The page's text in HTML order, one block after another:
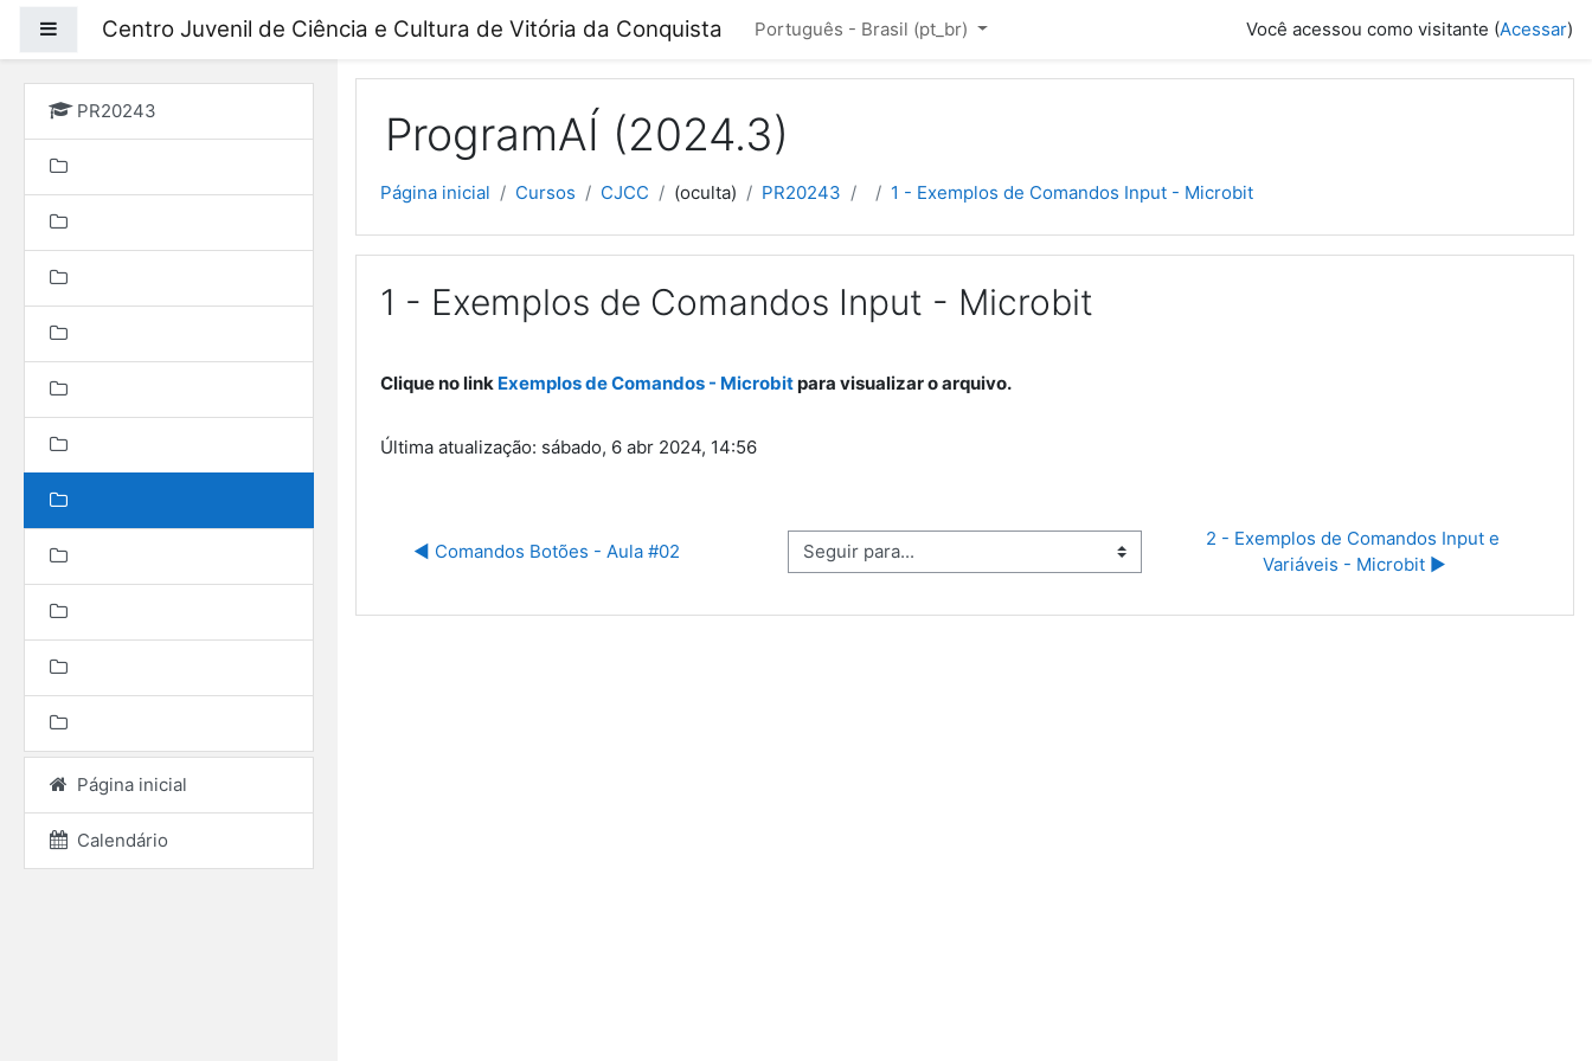
Painel lateral
Centro Juvenil de Ciência e Cultura de Vitória da Conquista Português - Brasil ‎(pt_br)‎ Você acessou como visitante (Acessar)
PR20243
Página inicial
Calendário
ProgramAÍ (2024.3)
Página inicial Cursos CJCC (oculta) PR20243 1 - Exemplos de Comandos Input - Microbit
1 - Exemplos de Comandos Input - Microbit
Clique no link Exemplos de Comandos - Microbitpara visualizar o arquivo.
Última atualização: sábado, 6 abr 2024, 14:56
◀︎ Comandos Botões - Aula #02 Seguir para...
2 - Exemplos de Comandos Input e
Variáveis - Microbit ▶︎